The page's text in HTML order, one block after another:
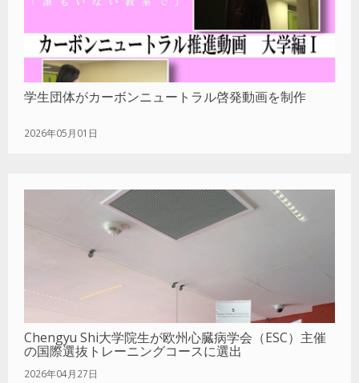
学生団体がカーボンニュートラル啓発動画を制作
2026年05月01日
Chengyu Shi大学院生が欧州心臓病学会（ESC）主催
の国際選抜トレーニングコースに選出
2026年04月27日